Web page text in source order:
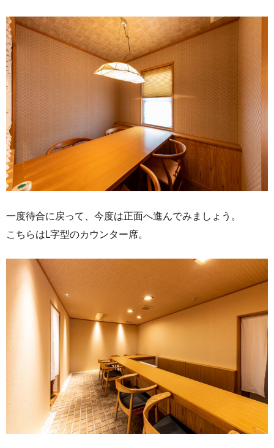
一度待合に戻って、今度は正面へ進んでみましょう。
こちらはL字型のカウンター席。